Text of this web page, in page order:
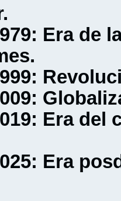
Era de
Era
Era